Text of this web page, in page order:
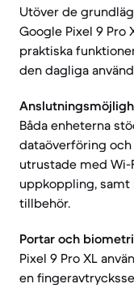
Utöver de
Google Pixel 9 Pro
praktiska
den dagliga
Båda enheterna
dataöverföring
utrustade med
uppkoppling, samt
tillbehör.
Portar och
Pixel 9 Pro XL
en